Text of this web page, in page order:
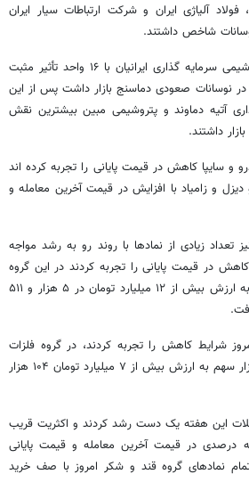
فولاد آلیاژی ایران و شرکت ارتباطات سیار ایران
شاخص داشتند.
در طرف مقابل نماد گروه پتروشیمی سرمایه گذاری ایرانیان با ۱۶ واحد تأثیر مثبت
نوسانات صعودی دماسنج بازار داشت پس از این
آتیه دماوند و پتروشیمی مبین بیشترین نقش
داشتند.
و سایپا کاهش در قیمت پایانی را تجربه کرده اند
دیزل و زامیاد با افزایش در قیمت آخرین معامله و
تعداد زیادی از نمادها با روند رو به رشد مواجه
در قیمت پایانی را تجربه کردند در این گروه
۴۴ میلیون و ۶۲۲ هزار سهم به ارزش بیش از ۱۲ میلیارد تومان در ۵ هزار و ۵۱۱
شرایط کاهش را تجربه کردند، در گروه فلزات
اساسی ۳۵ میلیون او ۵۳۷ هزار سهم به ارزش بیش از ۷ میلیارد تومان ۱۰۴ هزار
این هفته یک دست رشد کردند و اکثریت قریب
درصدی در قیمت آخرین معامله و قیمت پایانی
نمادهای گروه قند و شکر امروز با صف خرید